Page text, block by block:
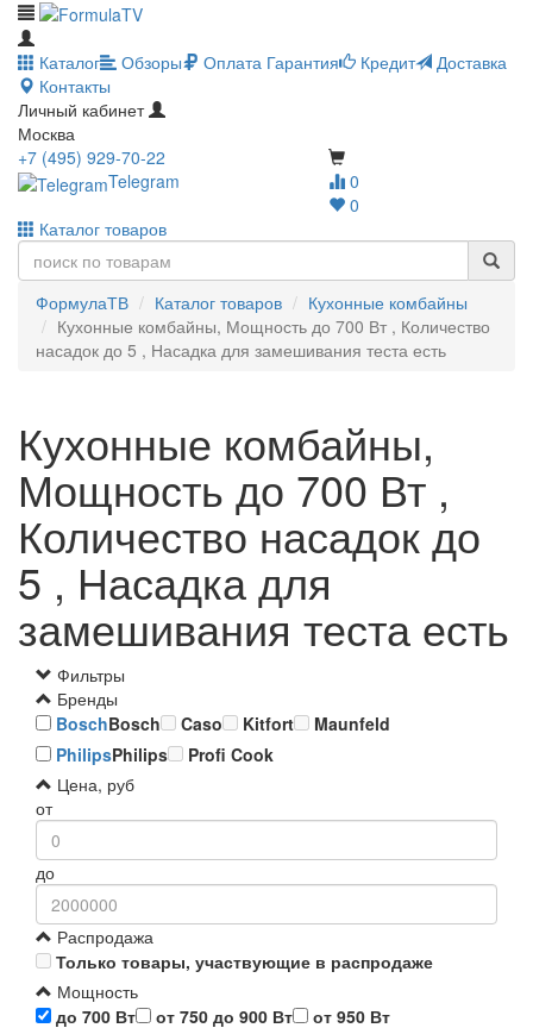
Каталог Обзоры Оплата Гарантия Кредит
Доставка
Контакты
Личный кабинет
Москва
0
0
+7 (495) 929-70-22
Telegram
Каталог товаров
ФормулаТВ Каталог товаров
Кухонные комбайны
Кухонные комбайны, Мощность до 700 Вт , Количество
насадок до 5 , Насадка для замешивания теста есть
Кухонные комбайны,
Мощность до 700 Вт ,
Количество насадок до
5 , Насадка для
замешивания теста есть
Фильтры
Бренды
BoschBosch Caso Kitfort
Maunfeld
PhilipsPhilips
Profi Cook
Цена, руб
от
до
Распродажа
Только товары, участвующие в распродаже
Мощность
до 700 Вт
от 750 до 900 Вт
от 950 Вт